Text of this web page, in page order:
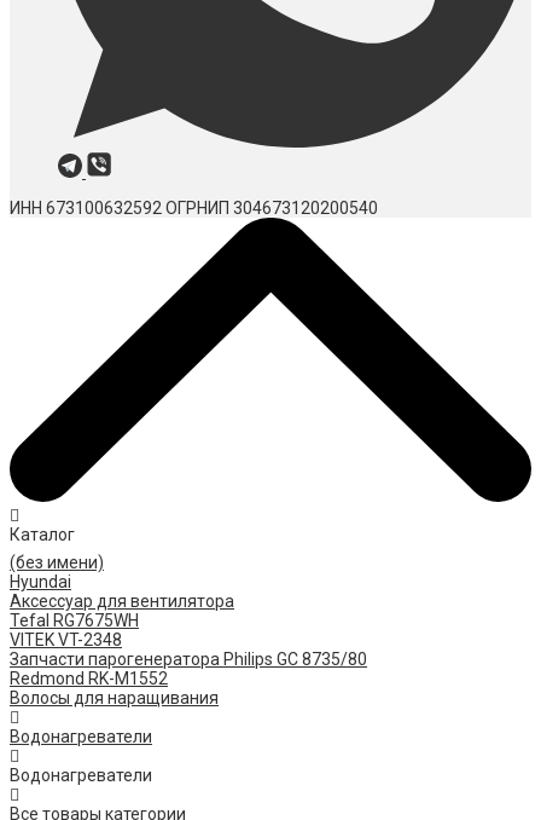
ИНН 673100632592 ОГРНИП 304673120200540
Каталог
(без имени)
Hyundai
Аксессуар для вентилятора
Tefal RG7675WH
VITEK VT-2348
Запчасти парогенератора Philips GC 8735/80
Redmond RK-M1552
Волосы для наращивания
Водонагреватели
Водонагреватели
Все товары категории